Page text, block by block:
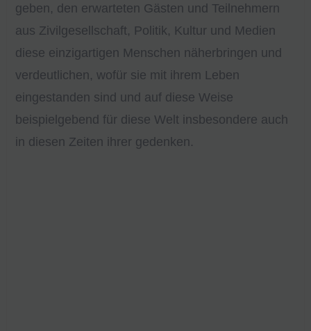
geben, den erwarteten Gästen und Teilnehmern
aus Zivilgesellschaft, Politik, Kultur und Medien
diese einzigartigen Menschen näherbringen und
verdeutlichen, wofür sie mit ihrem Leben
eingestanden sind und auf diese Weise
beispielgebend für diese Welt insbesondere auch
in diesen Zeiten ihrer gedenken.